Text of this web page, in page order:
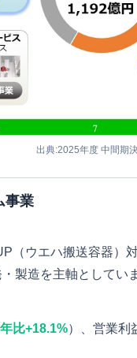
出典:2025年度 中間期
事業
（ウエハ搬送容器）
製造を主軸としてい
比+18.1%）、営業利